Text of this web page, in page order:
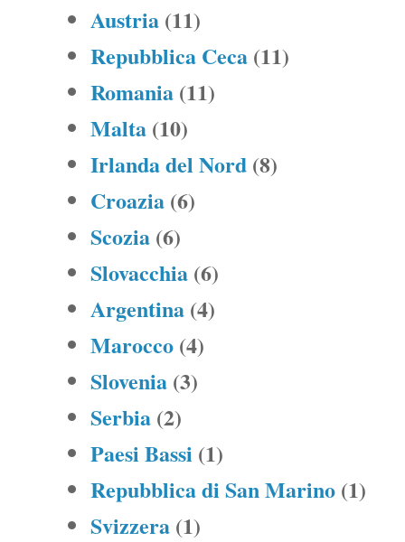
Austria (11)
Repubblica Ceca (11)
Romania (11)
Malta (10)
Irlanda del Nord (8)
Croazia (6)
Scozia (6)
Slovacchia (6)
Argentina (4)
Marocco (4)
Slovenia (3)
Serbia (2)
Paesi Bassi (1)
Repubblica di San Marino (1)
Svizzera (1)